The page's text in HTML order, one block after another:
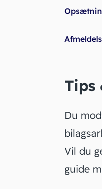
Tips
Du
Vil du
guide